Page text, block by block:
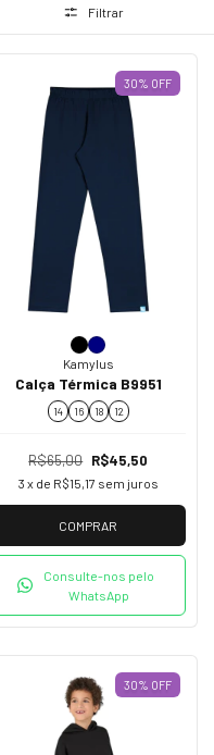
Filtrar
30% OFF
Kamylus
Calça Térmica B9951
14 16 18 12
R$65,00 R$45,50
3 x de R$15,17 sem juros
COMPRAR
Consulte-nos pelo
WhatsApp
30% OFF